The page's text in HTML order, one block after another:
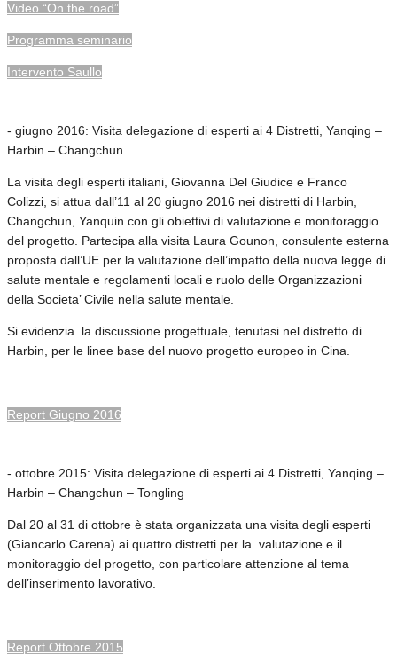
Video “On the road”
Programma seminario
Intervento Saullo
- giugno 2016: Visita delegazione di esperti ai 4 Distretti, Yanqing –
Harbin – Changchun
La visita degli esperti italiani, Giovanna Del Giudice e Franco
Colizzi, si attua dall’11 al 20 giugno 2016 nei distretti di Harbin,
Changchun, Yanquin con gli obiettivi di valutazione e monitoraggio
del progetto. Partecipa alla visita Laura Gounon, consulente esterna
proposta dall’UE per la valutazione dell’impatto della nuova legge di
salute mentale e regolamenti locali e ruolo delle Organizzazioni
della Societa’ Civile nella salute mentale.
Si evidenzia la discussione progettuale, tenutasi nel distretto di
Harbin, per le linee base del nuovo progetto europeo in Cina.
Report Giugno 2016
- ottobre 2015: Visita delegazione di esperti ai 4 Distretti, Yanqing –
Harbin – Changchun – Tongling
Dal 20 al 31 di ottobre è stata organizzata una visita degli esperti
(Giancarlo Carena) ai quattro distretti per la valutazione e il
monitoraggio del progetto, con particolare attenzione al tema
dell’inserimento lavorativo.
Report Ottobre 2015